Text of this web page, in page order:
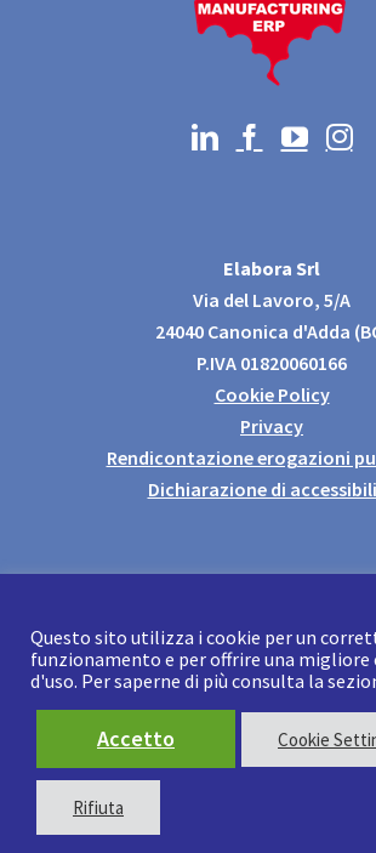
Elabora Srl
Via del Lavoro, 5/A
24040 Canonica d'Adda
P.IVA 01820060166
Cookie Policy
Privacy
Rendicontazione erogazioni
Dichiarazione di
PEC:elaborasrl@pec.it
Tel.+39 02909311
Fatturazione elettronica:
Capitale sociale: €
Questo sito utilizza i cookie per un
funzionamento e per offrire una migliore
d'uso. Per saperne di più consulta la
Accetto Cookie
Rifiuta